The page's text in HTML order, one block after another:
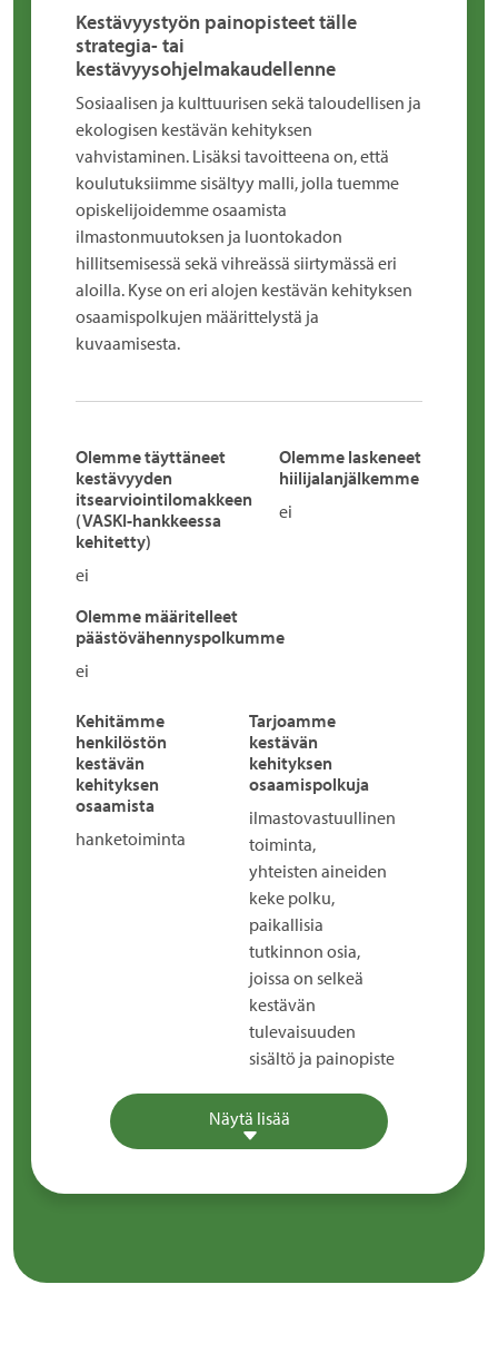
Kestävyystyön painopisteet tälle
strategia- tai
kestävyysohjelmakaudellenne
Sosiaalisen ja kulttuurisen sekä taloudellisen ja
ekologisen kestävän kehityksen
vahvistaminen. Lisäksi tavoitteena on, että
koulutuksiimme sisältyy malli, jolla tuemme
opiskelijoidemme osaamista
ilmastonmuutoksen ja luontokadon
hillitsemisessä sekä vihreässä siirtymässä eri
aloilla. Kyse on eri alojen kestävän kehityksen
osaamispolkujen määrittelystä ja
kuvaamisesta.
Olemme täyttäneet
kestävyyden
itsearviointilomakkeen
(VASKI-hankkeessa
kehitetty)
ei
Olemme laskeneet
hiilijalanjälkemme
ei
Olemme määritelleet
päästövähennyspolkumme
ei
Kehitämme
henkilöstön
kestävän
kehityksen
osaamista
hanketoiminta
Tarjoamme
kestävän
kehityksen
osaamispolkuja
ilmastovastuullinen
toiminta,
yhteisten aineiden
keke polku,
paikallisia
tutkinnon osia,
joissa on selkeä
kestävän
tulevaisuuden
sisältö ja painopiste
Näytä lisää